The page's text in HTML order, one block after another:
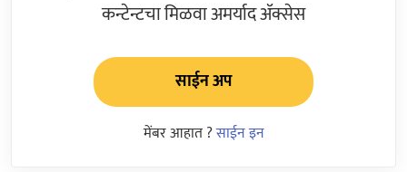
कन्टेन्टचा मिळवा अमर्याद ॲक्सेस
साईन अप
मेंबर आहात ?साईन इन